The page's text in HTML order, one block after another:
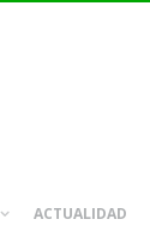
ACTUALIDAD